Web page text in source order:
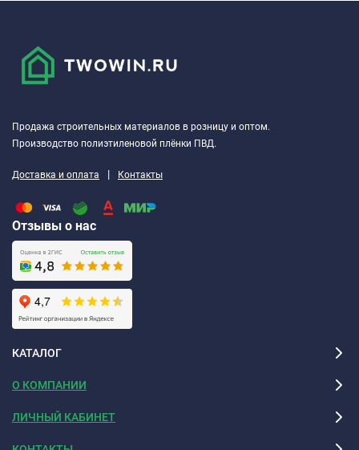
Продажа строительных материалов в розницу и оптом.
Производство полиэтиленовой плёнки ПВД.
Доставка и оплата | Контакты
Отзывы о нас
КАТАЛОГ
О КОМПАНИИ
ЛИЧНЫЙ КАБИНЕТ